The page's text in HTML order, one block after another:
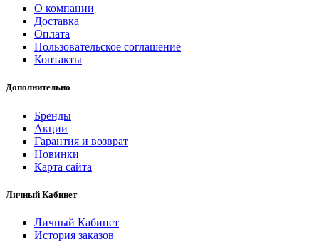
О компании
Доставка
Оплата
Пользовательское соглашение
Контакты
Дополнительно
Бренды
Акции
Гарантия и возврат
Новинки
Карта сайта
Личный Кабинет
Личный Кабинет
История заказов